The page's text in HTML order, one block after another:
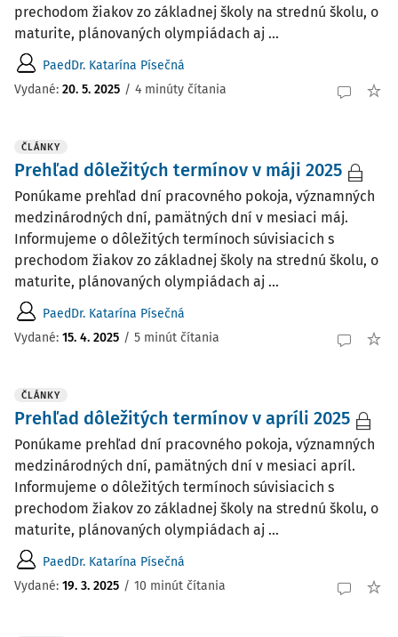
prechodom žiakov zo základnej školy na strednú školu, o
maturite, plánovaných olympiádach aj ...
PaedDr. Katarína Písečná
Vydané: 20. 5. 2025 / 4 minúty čítania
ČLÁNKY
Prehľad dôležitých termínov v máji 2025
Ponúkame prehľad dní pracovného pokoja, významných
medzinárodných dní, pamätných dní v mesiaci máj.
Informujeme o dôležitých termínoch súvisiacich s
prechodom žiakov zo základnej školy na strednú školu, o
maturite, plánovaných olympiádach aj ...
PaedDr. Katarína Písečná
Vydané: 15. 4. 2025 / 5 minút čítania
ČLÁNKY
Prehľad dôležitých termínov v apríli 2025
Ponúkame prehľad dní pracovného pokoja, významných
medzinárodných dní, pamätných dní v mesiaci apríl.
Informujeme o dôležitých termínoch súvisiacich s
prechodom žiakov zo základnej školy na strednú školu, o
maturite, plánovaných olympiádach aj ...
PaedDr. Katarína Písečná
Vydané: 19. 3. 2025 / 10 minút čítania